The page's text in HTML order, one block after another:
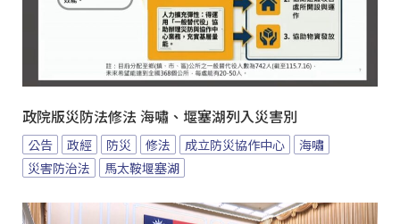
政院版災防法修法 海嘯、堰塞湖列入災害別
公告 政經 防災 修法 成立防災協作中心
海嘯
災害防治法
馬太鞍堰塞湖